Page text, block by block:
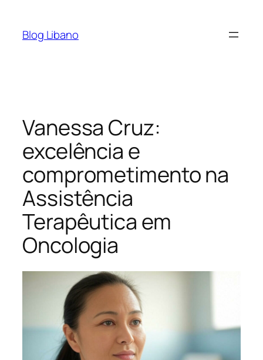
Blog Libano
Vanessa Cruz:
excelência e
comprometimento na
Assistência
Terapêutica em
Oncologia